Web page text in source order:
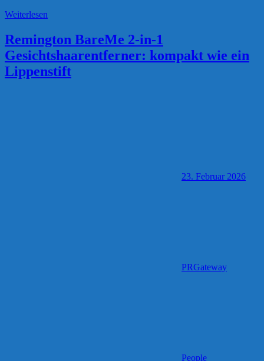
Weiterlesen
Remington BareMe 2-in-1
Gesichtshaarentferner: kompakt wie ein
Lippenstift
23. Februar 2026
PRGateway
People